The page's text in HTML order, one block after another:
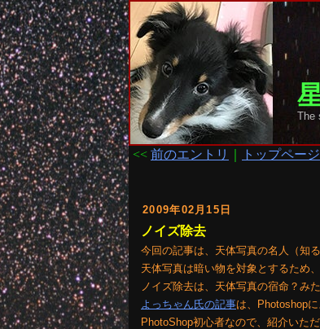
The
<< 前のエントリ トップページ
2009年02月15日
ノイズ除去
今回の記事は、天体写真の名人（知る
天体写真は暗い物を対象とするため
ノイズ除去は、天体写真の宿命？みた
よっちゃん氏の記事は、Photoshop
PhotoShop初心者なので、紹介いた